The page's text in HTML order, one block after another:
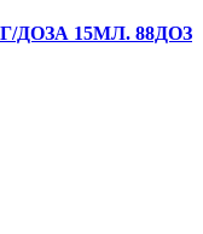
ДОЗА 15МЛ. 88ДОЗ